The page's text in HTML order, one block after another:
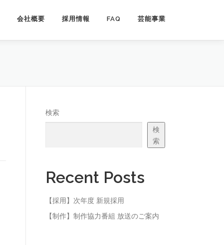
会社概要 採用情報 FAQ 芸能事業
検索
検
索
Recent Posts
【採用】次年度 新規採用
【制作】制作協力番組 放送のご案内